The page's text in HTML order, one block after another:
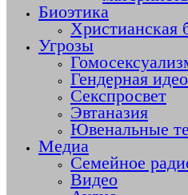
Биоэтика
Христианская
Угрозы
Гендерная
Секспросвет
Эвтаназия
Ювенальные
Медиа
Семейное
Видео